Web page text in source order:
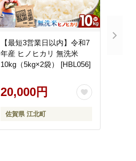
【最短3営業日以内】令和7
年産 ヒノヒカリ 無洗米
10kg（5kg×2袋） [HBL056]
20,000円
佐賀県 江北町